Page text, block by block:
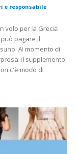
e responsabile
volo per la Grecia
pagare il
Al momento di
il supplemento
c'è modo di